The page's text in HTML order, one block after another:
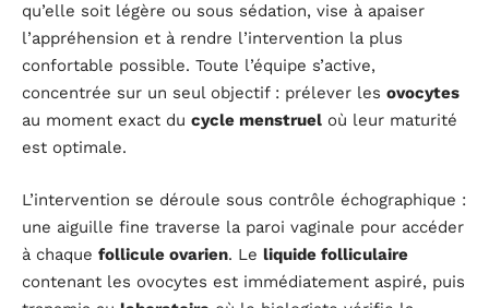
qu’elle soit légère ou sous sédation, vise à apaiser
l’appréhension et à rendre l’intervention la plus
confortable possible. Toute l’équipe s’active,
concentrée sur un seul objectif : prélever les ovocytes
au moment exact du cycle menstruel où leur maturité
est optimale.
L’intervention se déroule sous contrôle échographique :
une aiguille fine traverse la paroi vaginale pour accéder
à chaque follicule ovarien. Le liquide folliculaire
contenant les ovocytes est immédiatement aspiré, puis